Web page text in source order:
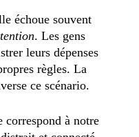
échoue souvent
. Les gens
leurs dépenses
règles. La
ce scénario.
correspond à notre